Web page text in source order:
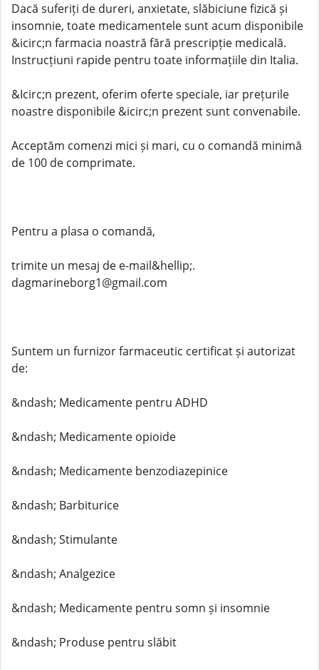
Dacă suferiți de dureri, anxietate, slăbiciune fizică și
insomnie, toate medicamentele sunt acum disponibile
&icirc;n farmacia noastră fără prescripție medicală.
Instrucțiuni rapide pentru toate informațiile din Italia.
&Icirc;n prezent, oferim oferte speciale, iar prețurile
noastre disponibile &icirc;n prezent sunt convenabile.
Acceptăm comenzi mici și mari, cu o comandă minimă
de 100 de comprimate.
Pentru a plasa o comandă,
trimite un mesaj de e-mail&hellip;.
dagmarineborg1@gmail.com
Suntem un furnizor farmaceutic certificat și autorizat
de:
&ndash; Medicamente pentru ADHD
&ndash; Medicamente opioide
&ndash; Medicamente benzodiazepinice
&ndash; Barbiturice
&ndash; Stimulante
&ndash; Analgezice
&ndash; Medicamente pentru somn și insomnie
&ndash; Produse pentru slăbit